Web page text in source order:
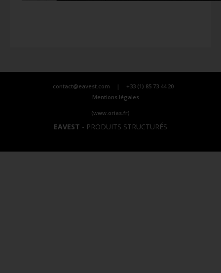
contact@eavest.com |
+33 (1) 85 73 44 20
Mentions légales
(www.orias.fr)
EAVEST - PRODUITS STRUCTURÉS